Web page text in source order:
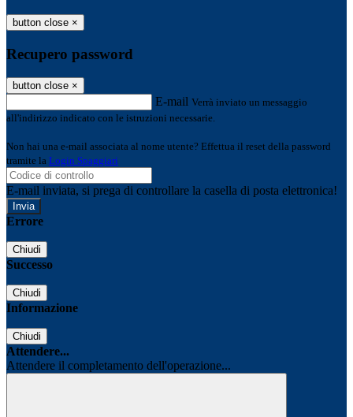
button close ×
Recupero password
button close ×
E-mail Verrà inviato un messaggio
all'indirizzo indicato con le istruzioni necessarie.
Non hai una e-mail associata al nome utente? Effettua il reset della password
tramite la Login Spaggiari
E-mail inviata, si prega di controllare la casella di posta elettronica!
Errore
Chiudi
Successo
Chiudi
Informazione
Chiudi
Attendere...
Attendere il completamento dell'operazione...